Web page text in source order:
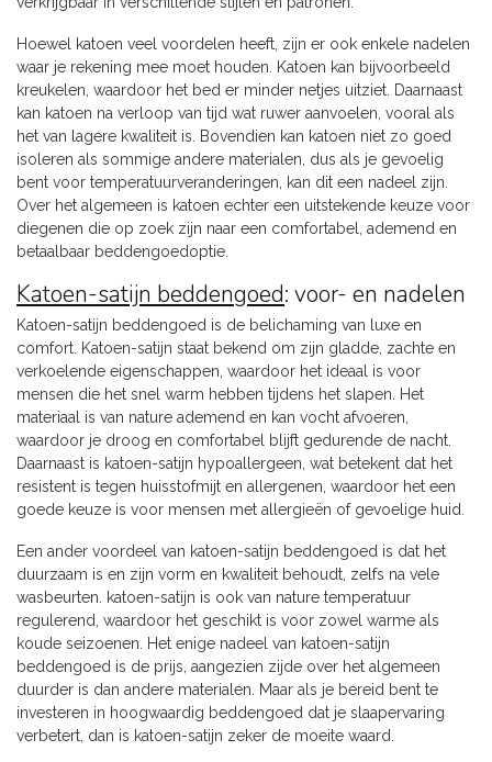
Hoewel katoen veel voordelen heeft, zijn er ook enkele nadelen
waar je rekening mee moet houden. Katoen kan bijvoorbeeld
kreukelen, waardoor het bed er minder netjes uitziet. Daarnaast
kan katoen na verloop van tijd wat ruwer aanvoelen, vooral als
het van lagere kwaliteit is. Bovendien kan katoen niet zo goed
isoleren als sommige andere materialen, dus als je gevoelig
bent voor temperatuurveranderingen, kan dit een nadeel zijn.
Over het algemeen is katoen echter een uitstekende keuze voor
diegenen die op zoek zijn naar een comfortabel, ademend en
betaalbaar beddengoedoptie.
Katoen-satijn beddengoed: voor- en nadelen
Katoen-satijn beddengoed is de belichaming van luxe en
comfort. Katoen-satijn staat bekend om zijn gladde, zachte en
verkoelende eigenschappen, waardoor het ideaal is voor
mensen die het snel warm hebben tijdens het slapen. Het
materiaal is van nature ademend en kan vocht afvoeren,
waardoor je droog en comfortabel blijft gedurende de nacht.
Daarnaast is katoen-satijn hypoallergeen, wat betekent dat het
resistent is tegen huisstofmijt en allergenen, waardoor het een
goede keuze is voor mensen met allergieën of gevoelige huid.
Een ander voordeel van katoen-satijn beddengoed is dat het
duurzaam is en zijn vorm en kwaliteit behoudt, zelfs na vele
wasbeurten. katoen-satijn is ook van nature temperatuur
regulerend, waardoor het geschikt is voor zowel warme als
koude seizoenen. Het enige nadeel van katoen-satijn
beddengoed is de prijs, aangezien zijde over het algemeen
duurder is dan andere materialen. Maar als je bereid bent te
investeren in hoogwaardig beddengoed dat je slaapervaring
verbetert, dan is katoen-satijn zeker de moeite waard.